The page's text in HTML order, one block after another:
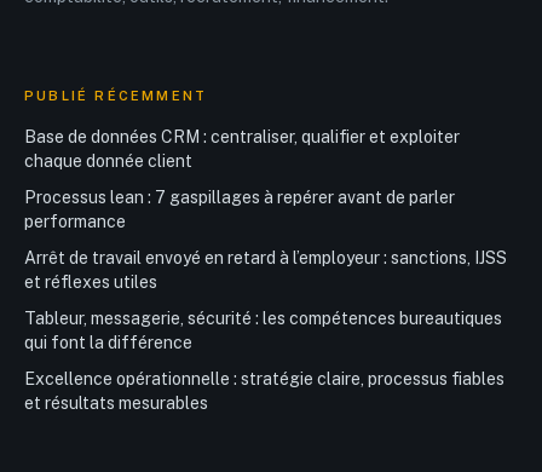
PUBLIÉ RÉCEMMENT
Base de données CRM : centraliser, qualifier et exploiter
chaque donnée client
Processus lean : 7 gaspillages à repérer avant de parler
performance
Arrêt de travail envoyé en retard à l’employeur : sanctions, IJSS
et réflexes utiles
Tableur, messagerie, sécurité : les compétences bureautiques
qui font la différence
Excellence opérationnelle : stratégie claire, processus fiables
et résultats mesurables